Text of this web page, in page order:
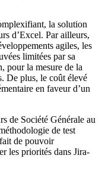
la solution
d’Excel. Par ailleurs,
agiles, les
limitées par sa
pour la mesure de la
De plus, le coût élevé
en faveur d’un
de Société Générale au
de test
de pouvoir
les priorités dans Jira-